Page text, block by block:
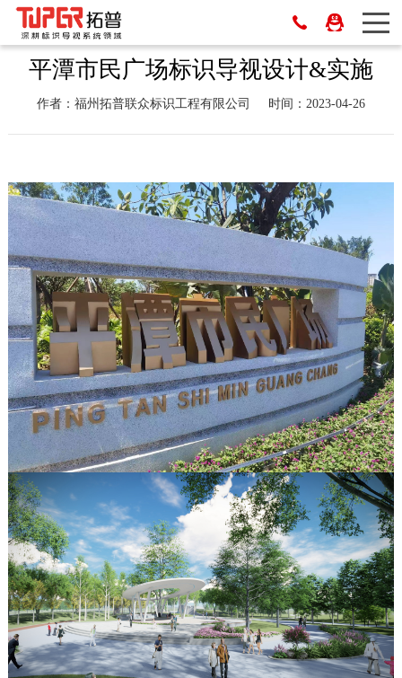
平潭市民广场标识导视设计&实施
作者：福州拓普联众标识工程有限公司 时间：2023-04-26